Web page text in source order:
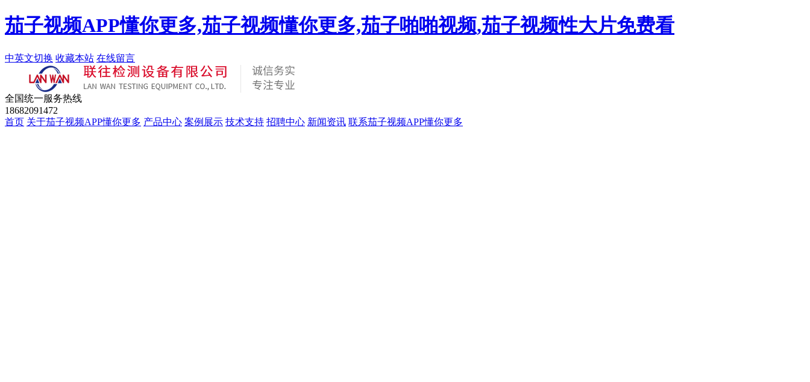
茄子视频APP懂你更多,茄子视频懂你更多,茄子啪啪视频,茄子视频性大片免费看
中英文切换 收藏本站 在线留言
全国统一服务热线
18682091472
首页 关于茄子视频APP懂你更多 产品中心 案例展示 技术支持 招聘中心 新闻资讯 联系茄子视频APP懂你更多